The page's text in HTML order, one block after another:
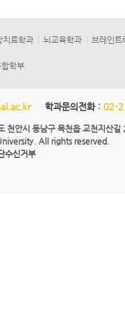
치료학과 뇌교육학과 브레인트
학부
학과문의전화 : 02-
천안시 동남구 목천읍 교천지산
All rights reserved.
수신거부